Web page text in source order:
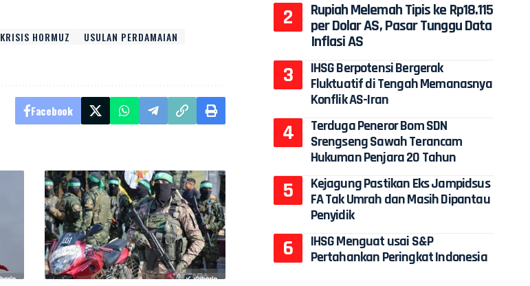
KRISIS HORMUZ
USULAN PERDAMAIAN
Facebook
Rupiah Melemah Tipis ke Rp18.115
per Dolar AS, Pasar Tunggu Data
Inflasi AS
IHSG Berpotensi Bergerak
Fluktuatif di Tengah Memanasnya
Konflik AS-Iran
Terduga Peneror Bom SDN
Srengseng Sawah Terancam
Hukuman Penjara 20 Tahun
Kejagung Pastikan Eks Jampidsus
FA Tak Umrah dan Masih Dipantau
Penyidik
IHSG Menguat usai S&P
Pertahankan Peringkat Indonesia